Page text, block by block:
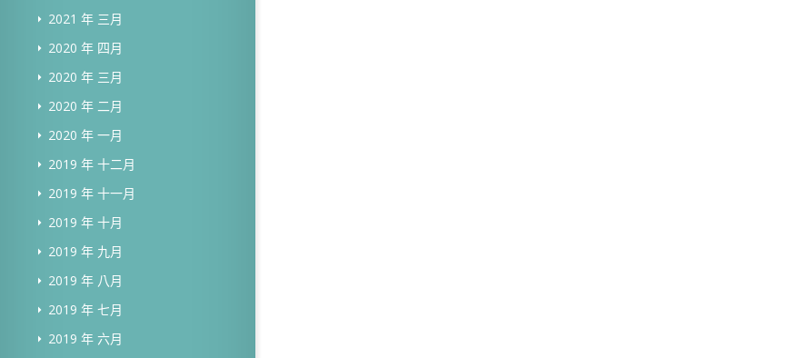
2021 年 三月
2020 年 四月
2020 年 三月
2020 年 二月
2020 年 一月
2019 年 十二月
2019 年 十一月
2019 年 十月
2019 年 九月
2019 年 八月
2019 年 七月
2019 年 六月